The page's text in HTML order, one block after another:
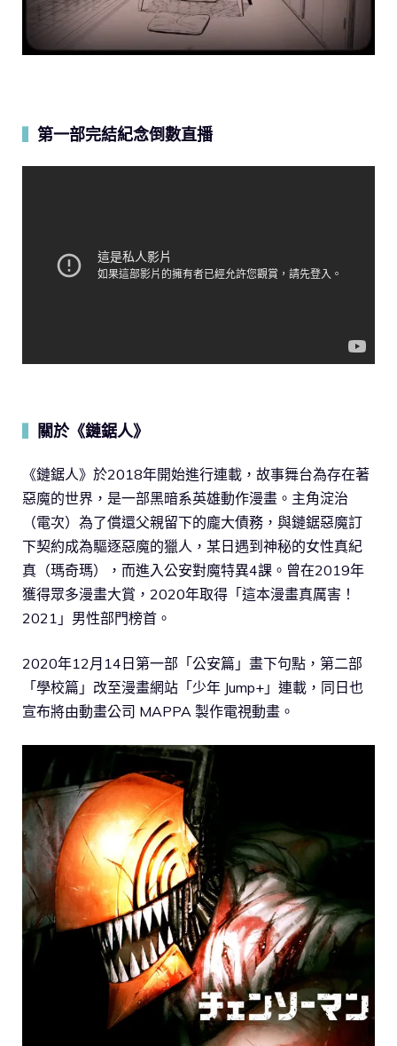
第一部完結紀念倒數直播
關於《鏈鋸人》
《鏈鋸人》於2018年開始進行連載，故事舞台為存在著
惡魔的世界，是一部黑暗系英雄動作漫畫。主角淀治
（電次）為了償還父親留下的龐大債務，與鏈鋸惡魔訂
下契約成為驅逐惡魔的獵人，某日遇到神秘的女性真紀
真（瑪奇瑪），而進入公安對魔特異4課。曾在2019年
獲得眾多漫畫大賞，2020年取得「這本漫畫真厲害！
2021」男性部門榜首。
2020年12月14日第一部「公安篇」畫下句點，第二部
「學校篇」改至漫畫網站「少年 Jump+」連載，同日也
宣布將由動畫公司 MAPPA 製作電視動畫。